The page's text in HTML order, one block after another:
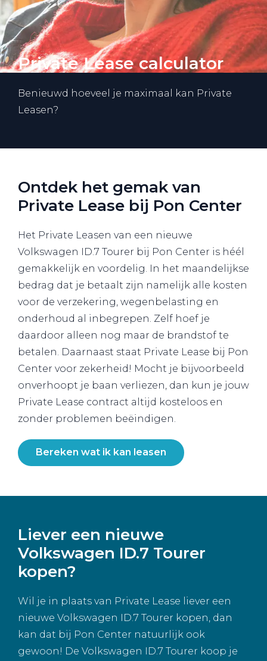
Private Lease calculator
Benieuwd hoeveel je maximaal kan Private
Leasen?
Ontdek het gemak van
Private Lease bij Pon Center
Het Private Leasen van een nieuwe
Volkswagen ID.7 Tourer bij Pon Center is héél
gemakkelijk en voordelig. In het maandelijkse
bedrag dat je betaalt zijn namelijk alle kosten
voor de verzekering, wegenbelasting en
onderhoud al inbegrepen. Zelf hoef je
daardoor alleen nog maar de brandstof te
betalen. Daarnaast staat Private Lease bij Pon
Center voor zekerheid! Mocht je bijvoorbeeld
onverhoopt je baan verliezen, dan kun je jouw
Private Lease contract altijd kosteloos en
zonder problemen beëindigen.
Bereken wat ik kan leasen
Liever een nieuwe
Volkswagen ID.7 Tourer
kopen?
Wil je in plaats van Private Lease liever een
nieuwe Volkswagen ID.7 Tourer kopen, dan
kan dat bij Pon Center natuurlijk ook
gewoon! De Volkswagen ID.7 Tourer koop je